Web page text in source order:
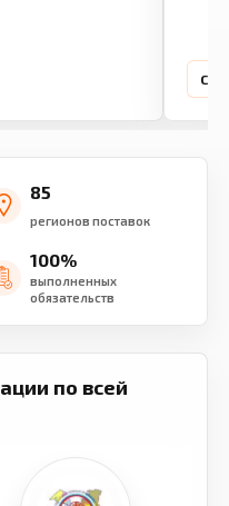
85
регионов поставок
100%
выполненных
обязательств
по всей